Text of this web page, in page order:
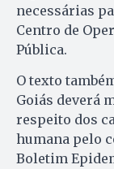
necessárias
Centro de
Pública.
O texto
Goiás deverá
respeito dos
humana pelo
Boletim